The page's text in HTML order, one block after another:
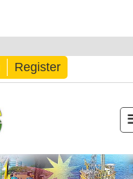
Register